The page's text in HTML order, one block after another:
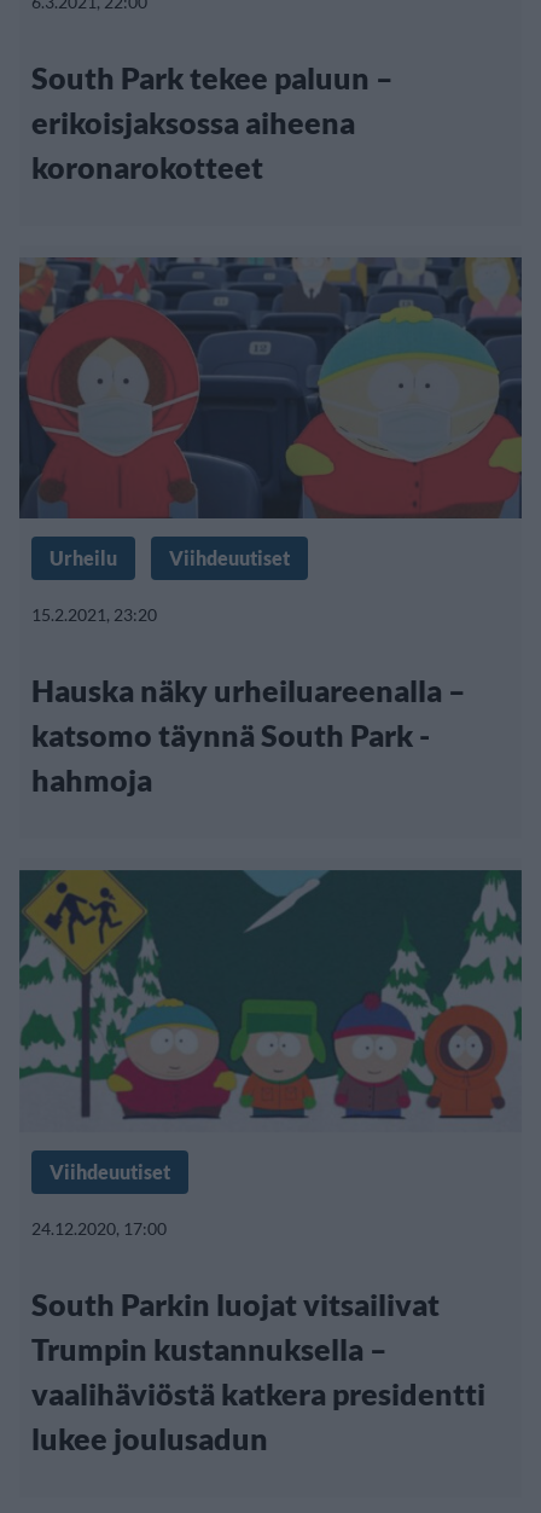
South Park tekee paluun –
erikoisjaksossa aiheena
koronarokotteet
Urheilu Viihdeuutiset
15.2.2021, 23:20
Hauska näky urheiluareenalla –
katsomo täynnä South Park -
hahmoja
Viihdeuutiset
24.12.2020, 17:00
South Parkin luojat vitsailivat
Trumpin kustannuksella –
vaalihäviöstä katkera presidentti
lukee joulusadun